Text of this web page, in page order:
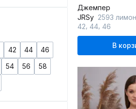
42 44
46
54 56
58
Джемпер
JRSy 2593
42 44 46
В